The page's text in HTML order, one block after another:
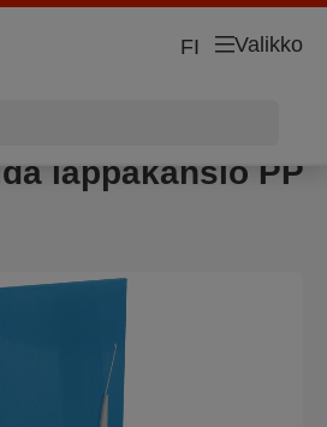
Valikko
FI
läppäkansio PP